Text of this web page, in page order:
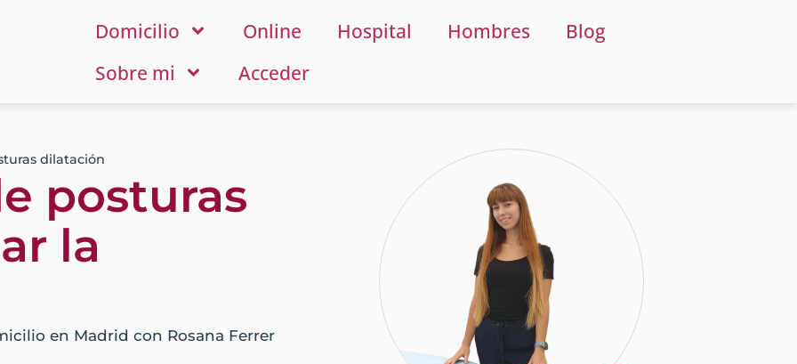
Domicilio Online Hospital Hombres
Blog
Sobre mi
Acceder
dilatación
posturas
la
en Madrid con Rosana Ferrer